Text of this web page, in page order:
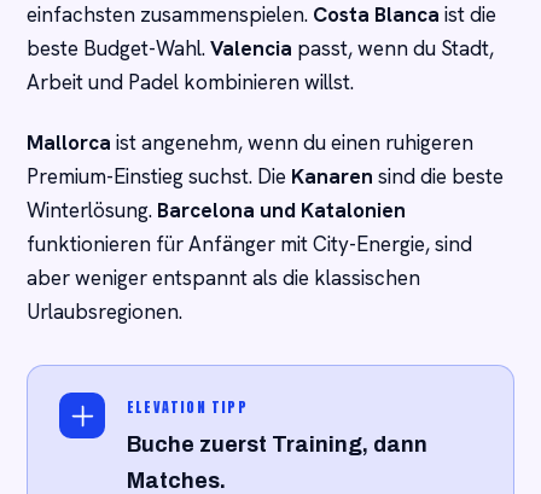
einfachsten zusammenspielen. Costa Blanca ist die
beste Budget-Wahl.Valencia passt, wenn du Stadt,
Arbeit und Padel kombinieren willst.
Mallorca ist angenehm, wenn du einen ruhigeren
Premium-Einstieg suchst. Die Kanaren sind die beste
Winterlösung. Barcelona und Katalonien
funktionieren für Anfänger mit City-Energie, sind
aber weniger entspannt als die klassischen
Urlaubsregionen.
ELEVATION TIPP
Buche zuerst Training, dann
Matches.